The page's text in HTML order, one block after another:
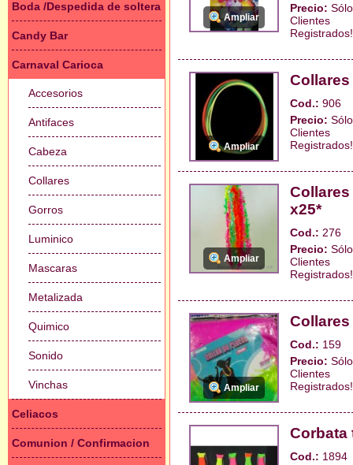
Boda /Despedida de soltera
Candy Bar
Carnaval Carioca
Accesorios
Antifaces
Cabeza
Collares
Gorros
Luminico
Mascaras
Metalizada
Quimico
Sonido
Vinchas
Celiacos
Comunion / Confirmacion
Ampliar
Precio:
Clientes
Registrados!
Ampliar
Cod.: 906
Precio:
Clientes
Registrados!
Ampliar
Collares
x25*
Cod.: 276
Precio:
Clientes
Registrados!
Ampliar
Collares
Cod.: 159
Precio:
Clientes
Registrados!
Corbata
Cod.: 1894